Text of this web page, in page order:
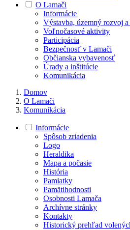
O Lamači
Informácie
Výstavba, územný rozvoj a
Voľnočasové aktivity
Participácia
Bezpečnosť v Lamači
Občianska vybavenosť
Úrady a inštitúcie
Komunikácia
Domov
O Lamači
Komunikácia
Informácie
Spôsob zriadenia
Logo
Heraldika
Mapa a počasie
História
Pamiatky
Pamätihodnosti
Osobnosti Lamača
Archívne stránky
Kontakty
Historický prehľad